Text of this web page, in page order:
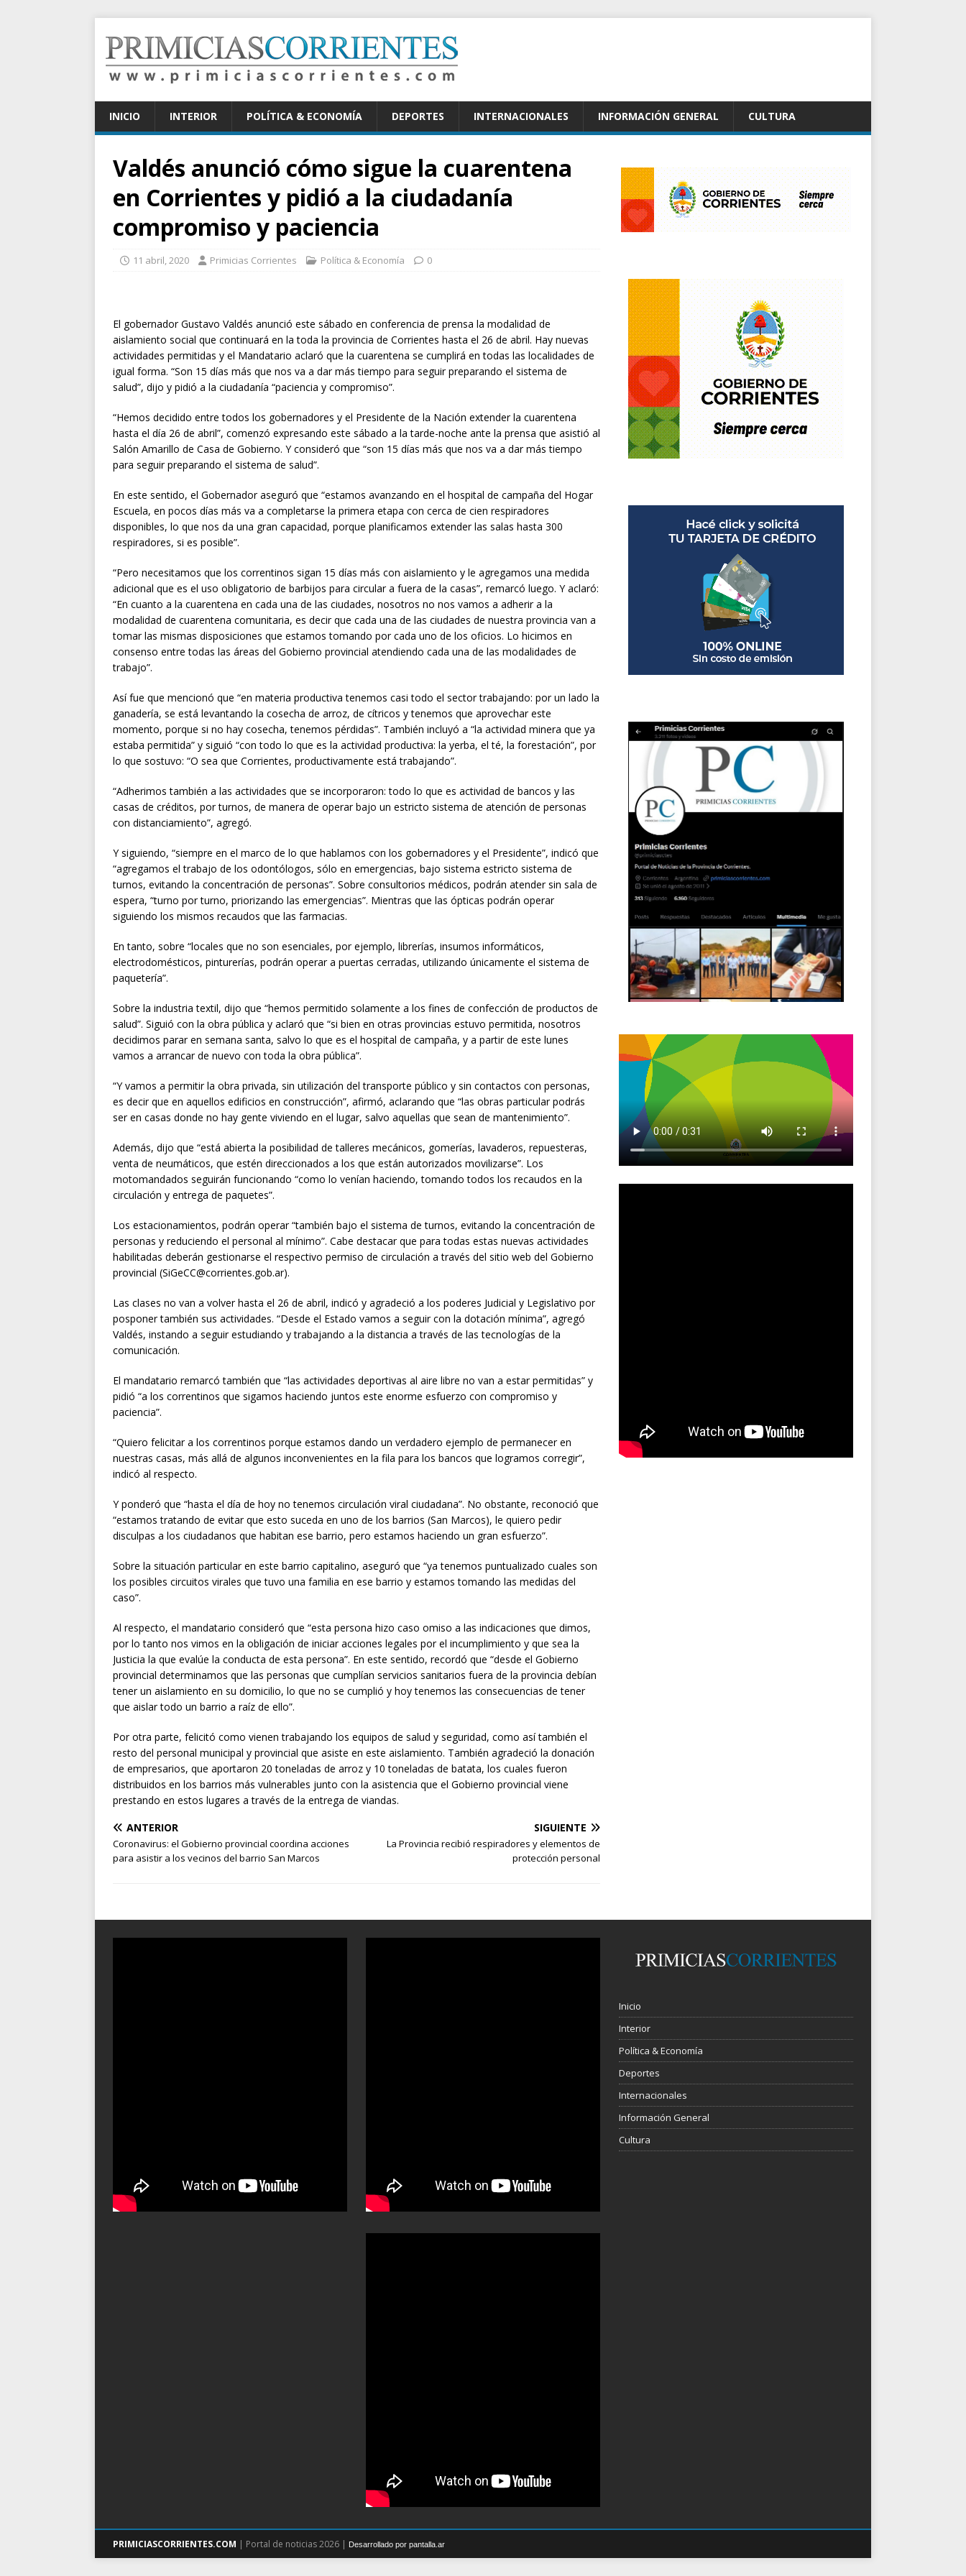
INICIO INTERIOR POLÍTICA & ECONOMÍA DEPORTES INTERNACIONALES INFORMACIÓN GENERAL CULTURA
Valdés anunció cómo sigue la cuarentena
en Corrientes y pidió a la ciudadanía
compromiso y paciencia
11 abril, 2020 Primicias Corrientes Política & Economía 0
El gobernador Gustavo Valdés anunció este sábado en conferencia de prensa la modalidad de
aislamiento social que continuará en la toda la provincia de Corrientes hasta el 26 de abril. Hay nuevas
actividades permitidas y el Mandatario aclaró que la cuarentena se cumplirá en todas las localidades de
igual forma. “Son 15 días más que nos va a dar más tiempo para seguir preparando el sistema de
salud”, dijo y pidió a la ciudadanía “paciencia y compromiso”.
“Hemos decidido entre todos los gobernadores y el Presidente de la Nación extender la cuarentena
hasta el día 26 de abril”, comenzó expresando este sábado a la tarde-noche ante la prensa que asistió al
Salón Amarillo de Casa de Gobierno. Y consideró que “son 15 días más que nos va a dar más tiempo
para seguir preparando el sistema de salud”.
En este sentido, el Gobernador aseguró que “estamos avanzando en el hospital de campaña del Hogar
Escuela, en pocos días más va a completarse la primera etapa con cerca de cien respiradores
disponibles, lo que nos da una gran capacidad, porque planificamos extender las salas hasta 300
respiradores, si es posible”.
“Pero necesitamos que los correntinos sigan 15 días más con aislamiento y le agregamos una medida
adicional que es el uso obligatorio de barbijos para circular a fuera de la casas”, remarcó luego. Y aclaró:
“En cuanto a la cuarentena en cada una de las ciudades, nosotros no nos vamos a adherir a la
modalidad de cuarentena comunitaria, es decir que cada una de las ciudades de nuestra provincia van a
tomar las mismas disposiciones que estamos tomando por cada uno de los oficios. Lo hicimos en
consenso entre todas las áreas del Gobierno provincial atendiendo cada una de las modalidades de
trabajo”.
Así fue que mencionó que “en materia productiva tenemos casi todo el sector trabajando: por un lado la
ganadería, se está levantando la cosecha de arroz, de cítricos y tenemos que aprovechar este
momento, porque si no hay cosecha, tenemos pérdidas”. También incluyó a “la actividad minera que ya
estaba permitida” y siguió “con todo lo que es la actividad productiva: la yerba, el té, la forestación”, por
lo que sostuvo: “O sea que Corrientes, productivamente está trabajando”.
“Adherimos también a las actividades que se incorporaron: todo lo que es actividad de bancos y las
casas de créditos, por turnos, de manera de operar bajo un estricto sistema de atención de personas
con distanciamiento”, agregó.
Y siguiendo, “siempre en el marco de lo que hablamos con los gobernadores y el Presidente”, indicó que
“agregamos el trabajo de los odontólogos, sólo en emergencias, bajo sistema estricto sistema de
turnos, evitando la concentración de personas”. Sobre consultorios médicos, podrán atender sin sala de
espera, “turno por turno, priorizando las emergencias”. Mientras que las ópticas podrán operar
siguiendo los mismos recaudos que las farmacias.
En tanto, sobre “locales que no son esenciales, por ejemplo, librerías, insumos informáticos,
electrodomésticos, pinturerías, podrán operar a puertas cerradas, utilizando únicamente el sistema de
paquetería”.
Sobre la industria textil, dijo que “hemos permitido solamente a los fines de confección de productos de
salud”. Siguió con la obra pública y aclaró que “si bien en otras provincias estuvo permitida, nosotros
decidimos parar en semana santa, salvo lo que es el hospital de campaña, y a partir de este lunes
vamos a arrancar de nuevo con toda la obra pública”.
“Y vamos a permitir la obra privada, sin utilización del transporte público y sin contactos con personas,
es decir que en aquellos edificios en construcción”, afirmó, aclarando que “las obras particular podrás
ser en casas donde no hay gente viviendo en el lugar, salvo aquellas que sean de mantenimiento”.
Además, dijo que “está abierta la posibilidad de talleres mecánicos, gomerías, lavaderos, repuesteras,
venta de neumáticos, que estén direccionados a los que están autorizados movilizarse”. Los
motomandados seguirán funcionando “como lo venían haciendo, tomando todos los recaudos en la
circulación y entrega de paquetes”.
Los estacionamientos, podrán operar “también bajo el sistema de turnos, evitando la concentración de
personas y reduciendo el personal al mínimo”. Cabe destacar que para todas estas nuevas actividades
habilitadas deberán gestionarse el respectivo permiso de circulación a través del sitio web del Gobierno
provincial (SiGeCC@corrientes.gob.ar).
Las clases no van a volver hasta el 26 de abril, indicó y agradeció a los poderes Judicial y Legislativo por
posponer también sus actividades. “Desde el Estado vamos a seguir con la dotación mínima”, agregó
Valdés, instando a seguir estudiando y trabajando a la distancia a través de las tecnologías de la
comunicación.
El mandatario remarcó también que “las actividades deportivas al aire libre no van a estar permitidas” y
pidió “a los correntinos que sigamos haciendo juntos este enorme esfuerzo con compromiso y
paciencia”.
“Quiero felicitar a los correntinos porque estamos dando un verdadero ejemplo de permanecer en
nuestras casas, más allá de algunos inconvenientes en la fila para los bancos que logramos corregir”,
indicó al respecto.
Y ponderó que “hasta el día de hoy no tenemos circulación viral ciudadana”. No obstante, reconoció que
“estamos tratando de evitar que esto suceda en uno de los barrios (San Marcos), le quiero pedir
disculpas a los ciudadanos que habitan ese barrio, pero estamos haciendo un gran esfuerzo”.
Sobre la situación particular en este barrio capitalino, aseguró que “ya tenemos puntualizado cuales son
los posibles circuitos virales que tuvo una familia en ese barrio y estamos tomando las medidas del
caso”.
Al respecto, el mandatario consideró que “esta persona hizo caso omiso a las indicaciones que dimos,
por lo tanto nos vimos en la obligación de iniciar acciones legales por el incumplimiento y que sea la
Justicia la que evalúe la conducta de esta persona”. En este sentido, recordó que “desde el Gobierno
provincial determinamos que las personas que cumplían servicios sanitarios fuera de la provincia debían
tener un aislamiento en su domicilio, lo que no se cumplió y hoy tenemos las consecuencias de tener
que aislar todo un barrio a raíz de ello”.
Por otra parte, felicitó como vienen trabajando los equipos de salud y seguridad, como así también el
resto del personal municipal y provincial que asiste en este aislamiento. También agradeció la donación
de empresarios, que aportaron 20 toneladas de arroz y 10 toneladas de batata, los cuales fueron
distribuidos en los barrios más vulnerables junto con la asistencia que el Gobierno provincial viene
prestando en estos lugares a través de la entrega de viandas.
ANTERIOR
Coronavirus: el Gobierno provincial coordina acciones
para asistir a los vecinos del barrio San Marcos
SIGUIENTE
La Provincia recibió respiradores y elementos de
protección personal
Inicio
Interior
Política & Economía
Deportes
Internacionales
Información General
Cultura
PRIMICIASCORRIENTES.COM | Portal de noticias 2026 | Desarrollado por pantalla.ar